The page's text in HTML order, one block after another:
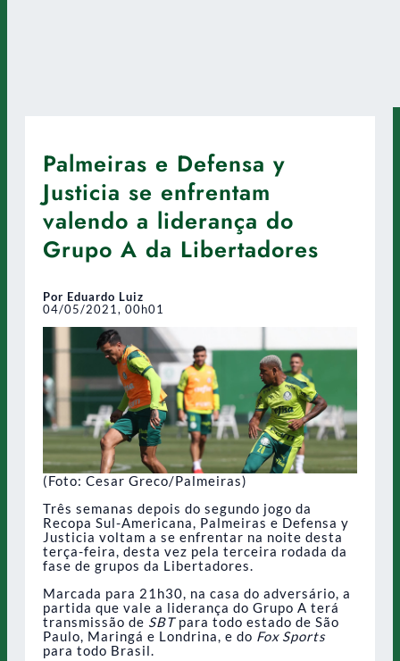
Palmeiras e Defensa y
Justicia se enfrentam
valendo a liderança do
Grupo A da Libertadores
Por Eduardo Luiz
04/05/2021, 00h01
(Foto: Cesar Greco/Palmeiras)
Três semanas depois do segundo jogo da
Recopa Sul-Americana, Palmeiras e Defensa y
Justicia voltam a se enfrentar na noite desta
terça-feira, desta vez pela terceira rodada da
fase de grupos da Libertadores.
Marcada para 21h30, na casa do adversário, a
partida que vale a liderança do Grupo A terá
transmissão de SBTpara todo estado de São
Paulo, Maringá e Londrina, e do Fox Sports
para todo Brasil.